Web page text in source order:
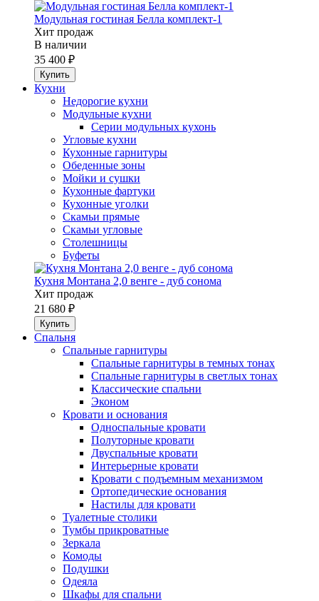
Модульная гостиная Белла комплект-1
Хит продаж
В наличии
35 400 ₽
Кухни
Недорогие кухни
Модульные кухни
Серии модульных кухонь
Угловые кухни
Кухонные гарнитуры
Обеденные зоны
Мойки и сушки
Кухонные фартуки
Кухонные уголки
Скамьи прямые
Скамьи угловые
Столешницы
Буфеты
Кухня Монтана 2,0 венге - дуб сонома
Хит продаж
21 680 ₽
Спальня
Спальные гарнитуры
Спальные гарнитуры в темных тонах
Спальные гарнитуры в светлых тонах
Классические спальни
Эконом
Кровати и основания
Односпальные кровати
Полуторные кровати
Двуспальные кровати
Интерьерные кровати
Кровати с подъемным механизмом
Ортопедические основания
Настилы для кровати
Туалетные столики
Тумбы прикроватные
Зеркала
Комоды
Подушки
Одеяла
Шкафы для спальни